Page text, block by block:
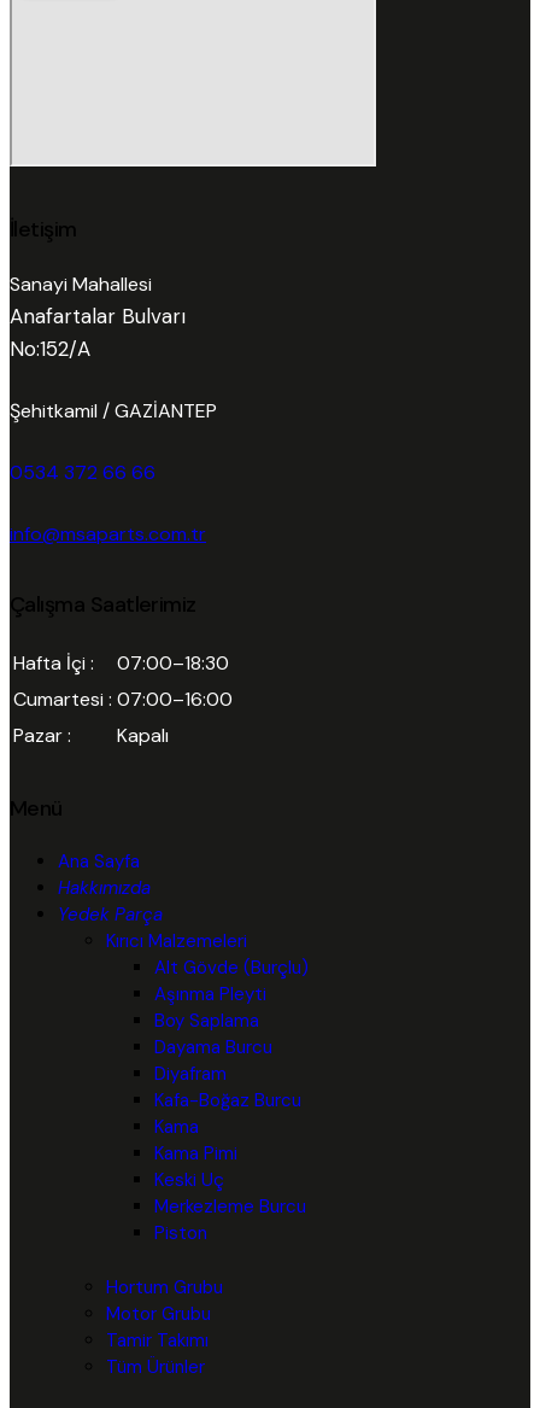
İletişim
Sanayi Mahallesi
Anafartalar Bulvarı
No:152/A
Şehitkamil / GAZİANTEP
0534 372 66 66
info@msaparts.com.tr
Çalışma Saatlerimiz
Hafta İçi :
07:00–18:30
Cumartesi : 07:00–16:00
Pazar :
Kapalı
Menü
Ana Sayfa
Hakkımızda
Yedek Parça
Kırıcı Malzemeleri
Alt Gövde (Burçlu)
Aşınma Pleyti
Boy Saplama
Dayama Burcu
Diyafram
Kafa-Boğaz Burcu
Kama
Kama Pimi
Keski Uç
Merkezleme Burcu
Piston
Hortum Grubu
Motor Grubu
Tamir Takımı
Tüm Ürünler